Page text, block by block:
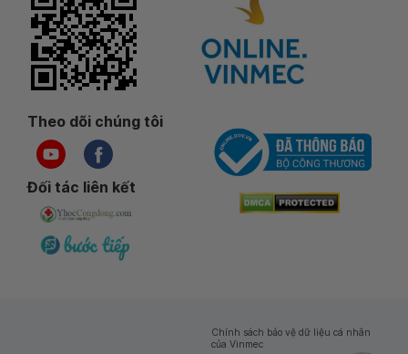
Theo dõi chúng tôi
Đối tác liên kết
Chính sách bảo vệ dữ liệu cá nhân
của Vinmec